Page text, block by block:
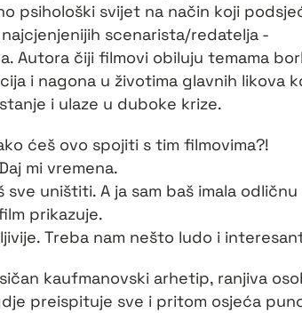
psihološki svijet na način koji
scenarista/redatelja -
Autora čiji filmovi obiluju temama
i nagona u životima glavnih likova
i ulaze u duboke krize.
ćeš ovo spojiti s tim filmovima?!
mi vremena.
sve uništiti. A ja sam baš imala
prikazuje.
Treba nam nešto ludo i
kaufmanovski arhetip, ranjiva
preispituje sve i pritom osjeća